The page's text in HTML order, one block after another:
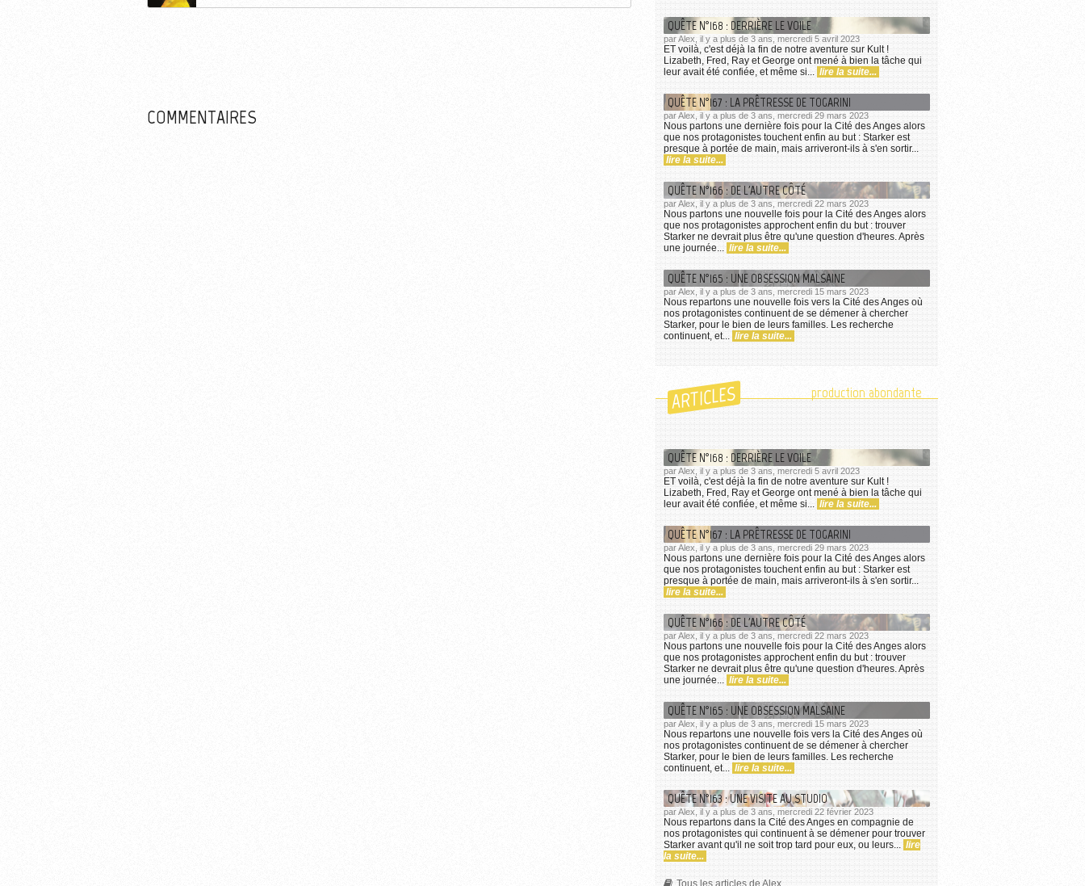
COMMENTAIRES
QUÊTE N°168 : DERRIÈRE LE VOILE
par Alex, il y a plus de 3 ans, mercredi 5 avril 2023
ET voilà, c'est déjà la fin de notre aventure sur Kult !
Lizabeth, Fred, Ray et George ont mené à bien la tâche qui
leur avait été confiée, et même si... lire la suite...
QUÊTE N°167 : LA PRÊTRESSE DE TOGARINI
par Alex, il y a plus de 3 ans, mercredi 29 mars 2023
Nous partons une dernière fois pour la Cité des Anges alors
que nos protagonistes touchent enfin au but : Starker est
presque à portée de main, mais arriveront-ils à s'en sortir...
lire la suite...
QUÊTE N°166 : DE L'AUTRE CÔTÉ
par Alex, il y a plus de 3 ans, mercredi 22 mars 2023
Nous partons une nouvelle fois pour la Cité des Anges alors
que nos protagonistes approchent enfin du but : trouver
Starker ne devrait plus être qu'une question d'heures. Après
une journée... lire la suite...
QUÊTE N°165 : UNE OBSESSION MALSAINE
par Alex, il y a plus de 3 ans, mercredi 15 mars 2023
Nous repartons une nouvelle fois vers la Cité des Anges où
nos protagonistes continuent de se démener à chercher
Starker, pour le bien de leurs familles. Les recherche
continuent, et... lire la suite...
ARTICLES production abondante
QUÊTE N°168 : DERRIÈRE LE VOILE
par Alex, il y a plus de 3 ans, mercredi 5 avril 2023
ET voilà, c'est déjà la fin de notre aventure sur Kult !
Lizabeth, Fred, Ray et George ont mené à bien la tâche qui
leur avait été confiée, et même si... lire la suite...
QUÊTE N°167 : LA PRÊTRESSE DE TOGARINI
par Alex, il y a plus de 3 ans, mercredi 29 mars 2023
Nous partons une dernière fois pour la Cité des Anges alors
que nos protagonistes touchent enfin au but : Starker est
presque à portée de main, mais arriveront-ils à s'en sortir...
lire la suite...
QUÊTE N°166 : DE L'AUTRE CÔTÉ
par Alex, il y a plus de 3 ans, mercredi 22 mars 2023
Nous partons une nouvelle fois pour la Cité des Anges alors
que nos protagonistes approchent enfin du but : trouver
Starker ne devrait plus être qu'une question d'heures. Après
une journée... lire la suite...
QUÊTE N°165 : UNE OBSESSION MALSAINE
par Alex, il y a plus de 3 ans, mercredi 15 mars 2023
Nous repartons une nouvelle fois vers la Cité des Anges où
nos protagonistes continuent de se démener à chercher
Starker, pour le bien de leurs familles. Les recherche
continuent, et... lire la suite...
QUÊTE N°163 : UNE VISITE AU STUDIO
par Alex, il y a plus de 3 ans, mercredi 22 février 2023
Nous repartons dans la Cité des Anges en compagnie de
nos protagonistes qui continuent à se démener pour trouver
Starker avant qu'il ne soit trop tard pour eux, ou leurs... lire
la suite...
Tous les articles de Alex